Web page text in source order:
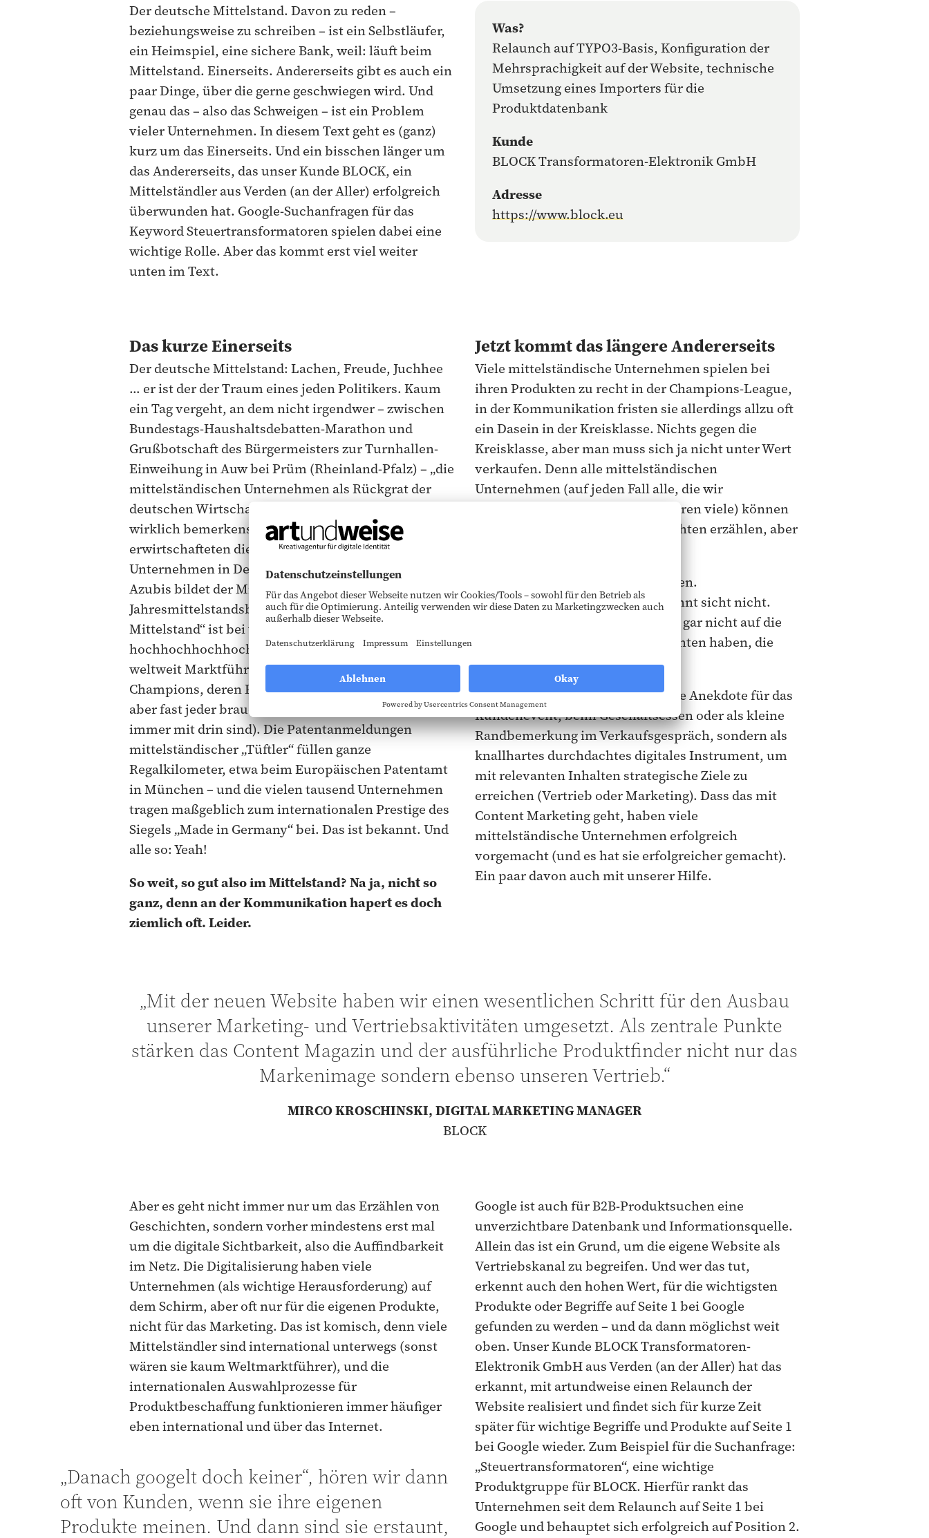
Der deutsche Mittelstand. Davon zu reden –
beziehungsweise zu schreiben – ist ein Selbstläufer,
ein Heimspiel, eine sichere Bank, weil: läuft beim
Mittelstand. Einerseits. Andererseits gibt es auch ein
paar Dinge, über die gerne geschwiegen wird. Und
genau das – also das Schweigen – ist ein Problem
vieler Unternehmen. In diesem Text geht es (ganz)
kurz um das Einerseits. Und ein bisschen länger um
das Andererseits, das unser Kunde BLOCK, ein
Mittelständler aus Verden (an der Aller) erfolgreich
überwunden hat. Google-Suchanfragen für das
Keyword Steuertransformatoren spielen dabei eine
wichtige Rolle. Aber das kommt erst viel weiter
unten im Text.
Was?
Relaunch auf TYPO3-Basis, Konfiguration der
Mehrsprachigkeit auf der Website, technische
Umsetzung eines Importers für die
Produktdatenbank
Kunde
BLOCK Transformatoren-Elektronik GmbH
Adresse
https://www.block.eu
Das kurze Einerseits
Der deutsche Mittelstand: Lachen, Freude, Juchhee
… er ist der der Traum eines jeden Politikers. Kaum
ein Tag vergeht, an dem nicht irgendwer – zwischen
Bundestags-Haushaltsdebatten-Marathon und
Grußbotschaft des Bürgermeisters zur Turnhallen-
Einweihung in Auw bei Prüm (Rheinland-Pfalz) – „die
mittelständischen Unternehmen als Rückgrat der
deutschen Wirtschaft“ bezeichnet. Und es ist ja auch
wirklich bemerkenswert: 5,5 Billionen Euro Umsatz
erwirtschafteten die mittelständischen
Unternehmen in Deutschland 2018, vier von fünf
Azubis bildet der Mittelstands aus (Quelle:
Jahresmittelstandsbericht 2019). Der „German
Mittelstand“ ist bei vielen – teilweise
hochhochhochhochspezialisierten – Produkten
weltweit Marktführer und hat unzählige Hidden
Champions, deren Produkte kaum einer kennt, die
aber fast jeder braucht (oder die irgendwo einfach
immer mit drin sind). Die Patentanmeldungen
mittelständischer „Tüftler“ füllen ganze
Regalkilometer, etwa beim Europäischen Patentamt
in München – und die vielen tausend Unternehmen
tragen maßgeblich zum internationalen Prestige des
Siegels „Made in Germany“ bei. Das ist bekannt. Und
alle so: Yeah!
So weit, so gut also im Mittelstand? Na ja, nicht so
ganz, denn an der Kommunikation hapert es doch
ziemlich oft. Leider.
Jetzt kommt das längere Andererseits
Viele mittelständische Unternehmen spielen bei
ihren Produkten zu recht in der Champions-League,
in der Kommunikation fristen sie allerdings allzu oft
ein Dasein in der Kreisklasse. Nichts gegen die
Kreisklasse, aber man muss sich ja nicht unter Wert
verkaufen. Denn alle mittelständischen
Unternehmen (auf jeden Fall alle, die wir
kennengelernt haben, und das waren viele) können
champions-league-artige Geschichten erzählen, aber
Vielleicht, weil sie sich nicht trauen.
Vielleicht, weil sie denken, das lohnt sicht nicht.
Vielleicht sind sie aber auch noch gar nicht auf die
Idee gekommen, dass sie Geschichten haben, die
man erzählen kann.
Und zwar weniger als lustig-joviale Anekdote für das
Kundenevent, beim Geschäftsessen oder als kleine
Randbemerkung im Verkaufsgespräch, sondern als
knallhartes durchdachtes digitales Instrument, um
mit relevanten Inhalten strategische Ziele zu
erreichen (Vertrieb oder Marketing). Dass das mit
Content Marketing geht, haben viele
mittelständische Unternehmen erfolgreich
vorgemacht (und es hat sie erfolgreicher gemacht).
Ein paar davon auch mit unserer Hilfe.
„Mit der neuen Website haben wir einen wesentlichen Schritt für den Ausbau
unserer Marketing- und Vertriebsaktivitäten umgesetzt. Als zentrale Punkte
stärken das Content Magazin und der ausführliche Produktfinder nicht nur das
Markenimage sondern ebenso unseren Vertrieb.“
MIRCO KROSCHINSKI, DIGITAL MARKETING MANAGER
BLOCK
Aber es geht nicht immer nur um das Erzählen von
Geschichten, sondern vorher mindestens erst mal
um die digitale Sichtbarkeit, also die Auffindbarkeit
im Netz. Die Digitalisierung haben viele
Unternehmen (als wichtige Herausforderung) auf
dem Schirm, aber oft nur für die eigenen Produkte,
nicht für das Marketing. Das ist komisch, denn viele
Mittelständler sind international unterwegs (sonst
wären sie kaum Weltmarktführer), und die
internationalen Auswahlprozesse für
Produktbeschaffung funktionieren immer häufiger
eben international und über das Internet.
„Danach googelt doch keiner“, hören wir dann
oft von Kunden, wenn sie ihre eigenen
Produkte meinen. Und dann sind sie erstaunt,
Google ist auch für B2B-Produktsuchen eine
unverzichtbare Datenbank und Informationsquelle.
Allein das ist ein Grund, um die eigene Website als
Vertriebskanal zu begreifen. Und wer das tut,
erkennt auch den hohen Wert, für die wichtigsten
Produkte oder Begriffe auf Seite 1 bei Google
gefunden zu werden – und da dann möglichst weit
oben. Unser Kunde BLOCK Transformatoren-
Elektronik GmbH aus Verden (an der Aller) hat das
erkannt, mit artundweise einen Relaunch der
Website realisiert und findet sich für kurze Zeit
später für wichtige Begriffe und Produkte auf Seite 1
bei Google wieder. Zum Beispiel für die Suchanfrage:
„Steuertransformatoren“, eine wichtige
Produktgruppe für BLOCK. Hierfür rankt das
Unternehmen seit dem Relaunch auf Seite 1 bei
Google und behauptet sich erfolgreich auf Position 2.